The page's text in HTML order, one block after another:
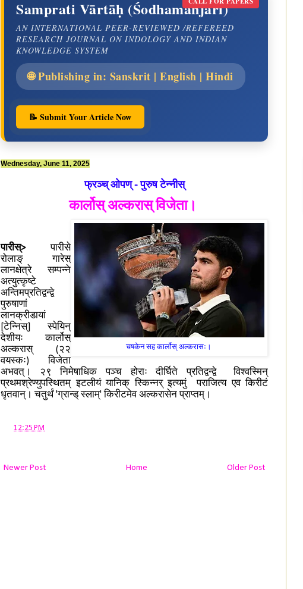
Samprati Vārtāḥ (Śodhamañjarī)
AN INTERNATIONAL PEER-REVIEWED /REFEREED
RESEARCH JOURNAL ON INDOLOGY AND INDIAN
KNOWLEDGE SYSTEM
🌐 Publishing in: Sanskrit | English | Hindi
📝 Submit Your Article Now
Wednesday, June 11, 2025
फ्रञ्च् ओपण् - पुरुष टेन्नीस्
कार्लोस् अल्करास् विजेता।
चषकेन सह कार्लोस् अल्करासः।
पारीस्>पारीसे
रोलाङ् गारेस्
लानक्षेत्रे सम्पन्ने
अत्युत्कृष्टे
अन्तिमप्रतिद्वन्द्वे
पुरुषाणां
लानक्रीडायां
[टेन्निस्] स्पेयिन्
देशीयः कार्लोस्
अल्करास् (२२
वयस्कः) विजेता
अभवत्। २९ निमेषाधिक पञ्च होराः दीर्घिते प्रतिद्वन्द्वे विश्वस्मिन्
प्रथमश्रेण्युपस्थितम् इटलीयं यानिक् स्किन्नर् इत्यमुं पराजित्य एव किरीटं
धृतवान्। चतुर्थं 'ग्रान्ड् स्लाम्' किरीटमेव अल्करासेन प्राप्तम्।
12:25 PM
Newer Post Older Post
Home